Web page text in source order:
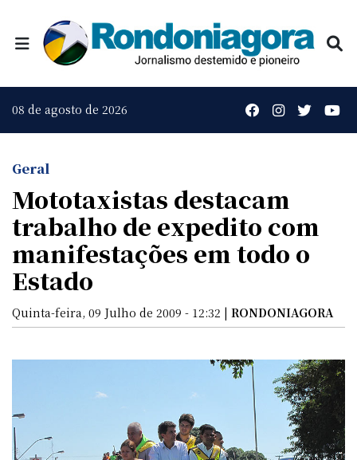
08 de agosto de 2026
Geral
Mototaxistas destacam
trabalho de expedito com
manifestações em todo o
Estado
Quinta-feira, 09 Julho de 2009 - 12:32 | RONDONIAGORA